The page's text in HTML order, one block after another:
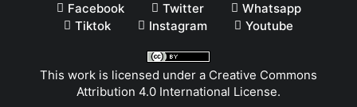
Facebook Twitter
Whatsapp
Tiktok
Instagram Youtube
This work is licensed under a Creative Commons
Attribution 4.0 International License.